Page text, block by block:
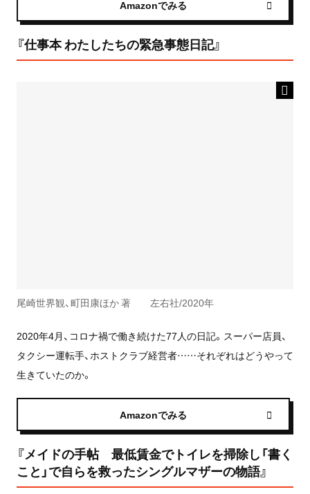
Amazonでみる
『仕事本 わたしたちの緊急事態日記』
尾崎世界観、町田康ほか 著 左右社/2020年
2020年4月、コロナ禍で働き続けた77人の日記。スーパー店員、
タクシー運転手、ホストクラブ経営者……それぞれはどうやって
生きていたのか。
Amazonでみる
『メイドの手帖 最低賃金でトイレを掃除し「書く
こと」で自らを救ったシングルマザーの物語』